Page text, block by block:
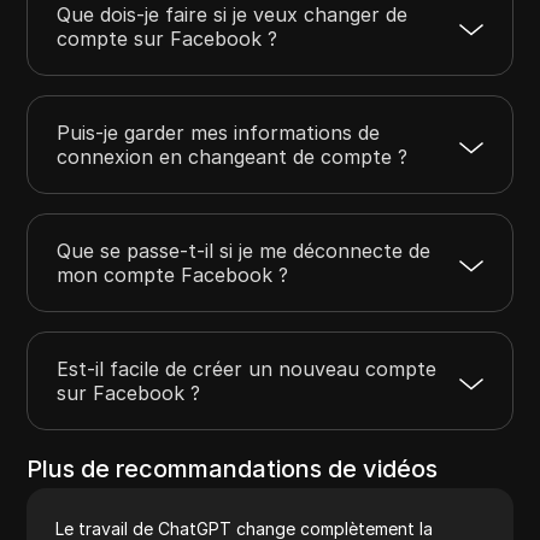
Que dois-je faire si je veux changer de
compte sur Facebook ?
Puis-je garder mes informations de
connexion en changeant de compte ?
Que se passe-t-il si je me déconnecte de
mon compte Facebook ?
Est-il facile de créer un nouveau compte
sur Facebook ?
Plus de recommandations de vidéos
Le travail de ChatGPT change complètement la